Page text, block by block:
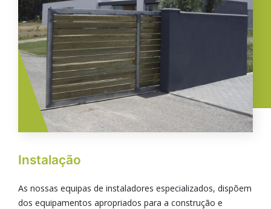
Instalação
As nossas equipas de instaladores especializados, dispõem
dos equipamentos apropriados para a construção e